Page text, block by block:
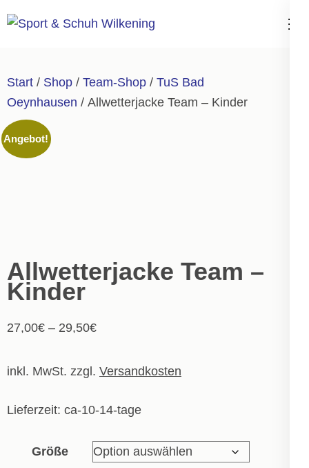
Inhalt
drücken)
Start / Shop / Team-Shop / TuS Bad
Oeynhausen / Allwetterjacke Team – Kinder
Angebot!
Allwetterjacke Team –
Kinder
27,00€ – 29,50€
inkl. MwSt. zzgl. Versandkosten
Lieferzeit: ca-10-14-tage
Größe